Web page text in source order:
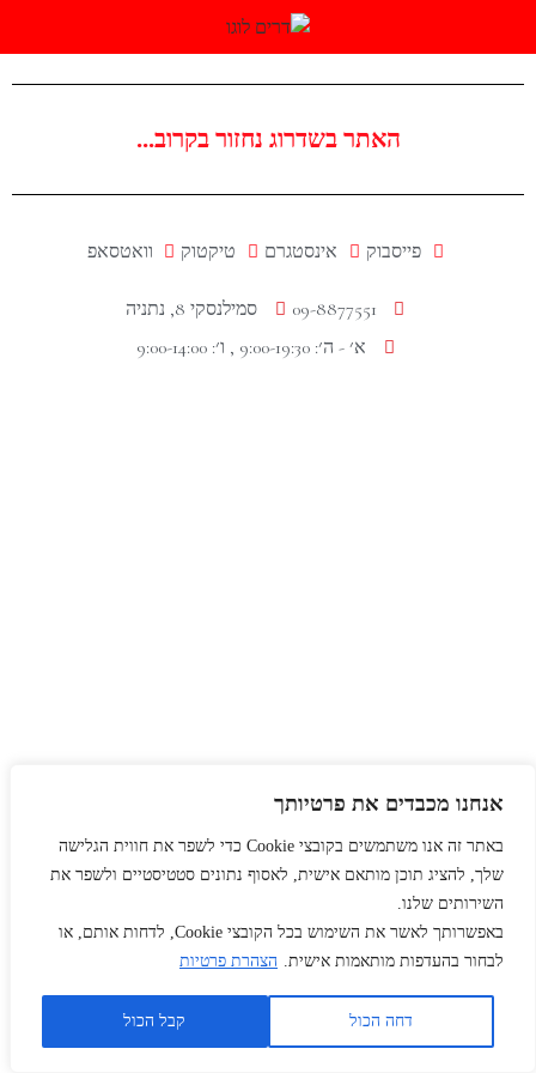
אנחנו מכבדים את פרטיותך
באתר זה אנו משתמשים בקובצי Cookie כדי לשפר את חווית הגלישה
שלך, להציג תוכן מותאם אישית, לאסוף נתונים סטטיסטיים ולשפר את
השירותים שלנו.
באפשרותך לאשר את השימוש בכל הקובצי Cookie, לדחות אותם, או
לבחור בהעדפות מותאמות אישית. הצהרת פרטיות
דחה הכול קבל הכול
האתר בשדרוג נחזור בקרוב...
פייסבוק אינסטגרם טיקטוק וואטסאפ
09-8877551
סמילנסקי 8, נתניה
א׳ - ה׳: 9:00-19:30 , ו׳: 9:00-14:00